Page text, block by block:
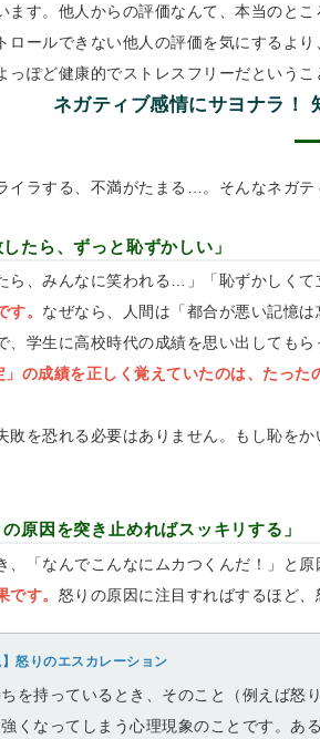
ます。他人からの評価なんて、本当のとこ
ロールできない他人の評価を気にするより
っぽど健康的でストレスフリーだというこ
ネガティブ感情にサヨナラ！
イラする、不満がたまる…。そんなネガ
たら、ずっと恥ずかしい」
ら、みんなに笑われる…」「恥ずかしくて
。 なぜなら、人間は「都合が悪い記憶
、学生に高校時代の成績を思い出してもら
」の成績を正しく覚えていたのは、たった
敗を恐れる必要はありません。もし恥をか
原因を突き止めればスッキリする」
、「なんでこんなにムカつくんだ！」と
す。 怒りの原因に注目すればするほど
】怒りのエスカレーション
を持っているとき、そのこと（例えば怒
くなってしまう心理現象のことです。あ